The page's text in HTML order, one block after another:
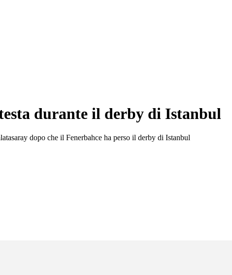
durante il derby di Istanbul
dopo che il Fenerbahce ha perso il derby di Istanbul